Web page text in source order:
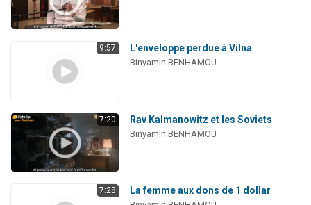
9:57 L'enveloppe perdue à Vilna
Binyamin BENHAMOU
7:20 Rav Kalmanowitz et les Soviets
Binyamin BENHAMOU
7:28 La femme aux dons de 1 dollar